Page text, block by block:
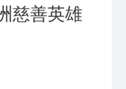
慈善英雄